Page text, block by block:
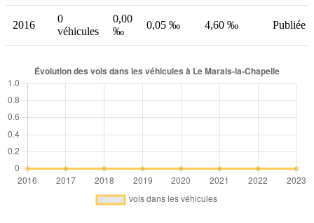
2016
0
véhicules
0,00
‰
0,05 ‰ 4,60 ‰ Publiée